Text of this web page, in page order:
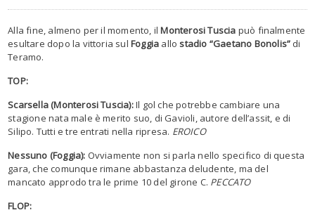
Alla fine, almeno per il momento, ilMonterosi Tuscia può finalmente
esultare dopo la vittoria sulFoggia allostadio “Gaetano Bonolis” di
Teramo.
TOP:
Scarsella (Monterosi Tuscia):Il gol che potrebbe cambiare una
stagione nata male è merito suo, di Gavioli, autore dell’assit, e di
Silipo. Tutti e tre entrati nella ripresa. EROICO
Nessuno (Foggia): Ovviamente non si parla nello specifico di questa
gara, che comunque rimane abbastanza deludente, ma del
mancato approdo tra le prime 10 del girone C. PECCATO
FLOP: